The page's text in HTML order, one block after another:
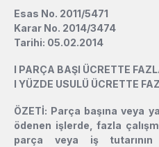
Esas No. 2011/5471
Karar No. 2014/3474
Tarihi: 05.02.2014
l PARÇA BAŞI ÜCRETTE
l YÜZDE USULÜ ÜCRETTE
ÖZETİ: Parça başına veya
ödenen işlerde, fazla
parça veya iş tutarının